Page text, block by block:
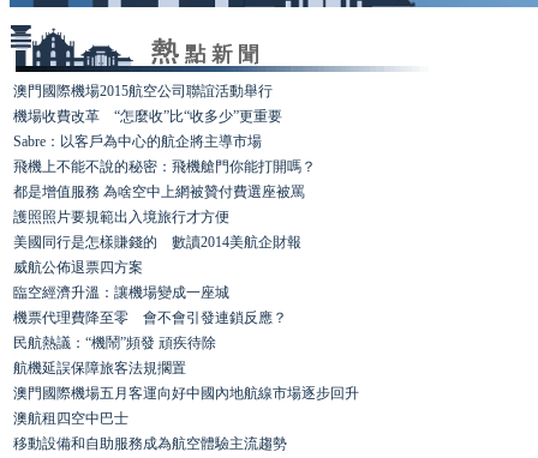
澳門國際機場2015航空公司聯誼活動舉行
機場收費改革 “怎麼收”比“收多少”更重要
Sabre：以客戶為中心的航企將主導市場
飛機上不能不說的秘密：飛機艙門你能打開嗎？
都是增值服務 為啥空中上網被贊付費選座被罵
護照照片要規範出入境旅行才方便
美國同行是怎樣賺錢的 數讀2014美航企財報
威航公佈退票四方案
臨空經濟升溫：讓機場變成一座城
機票代理費降至零 會不會引發連鎖反應？
民航熱議：“機鬧”頻發 頑疾待除
航機延誤保障旅客法規擱置
澳門國際機場五月客運向好中國內地航線市場逐步回升
澳航租四空中巴士
移動設備和自助服務成為航空體驗主流趨勢